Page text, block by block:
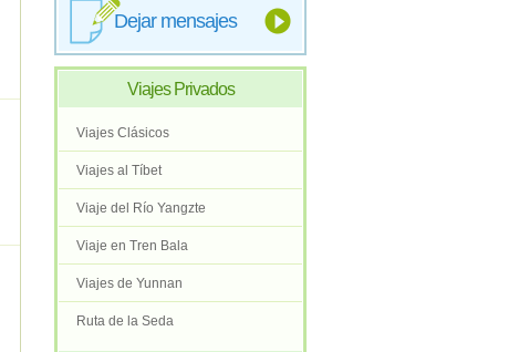
Dejar mensajes
Viajes Privados
Viajes Clásicos
Viajes al Tíbet
Viaje del Río Yangzte
Viaje en Tren Bala
Viajes de Yunnan
Ruta de la Seda